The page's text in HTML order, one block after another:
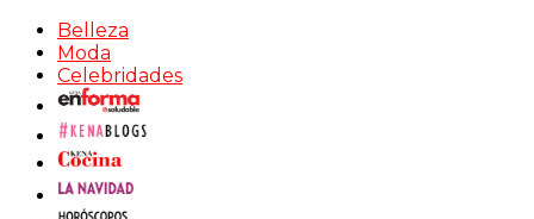
Belleza
Moda
Celebridades